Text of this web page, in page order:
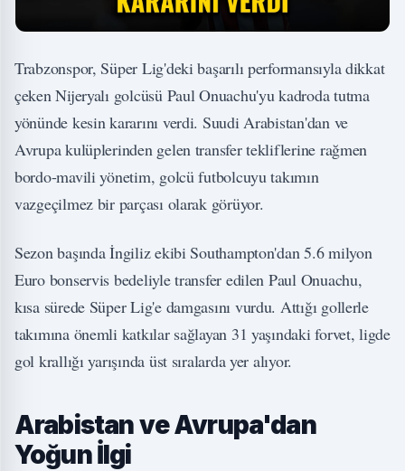
Trabzonspor, Süper Lig'deki başarılı performansıyla dikkat
çeken Nijeryalı golcüsü Paul Onuachu'yu kadroda tutma
yönünde kesin kararını verdi. Suudi Arabistan'dan ve
Avrupa kulüplerinden gelen transfer tekliflerine rağmen
bordo-mavili yönetim, golcü futbolcuyu takımın
vazgeçilmez bir parçası olarak görüyor.
Sezon başında İngiliz ekibi Southampton'dan 5.6 milyon
Euro bonservis bedeliyle transfer edilen Paul Onuachu,
kısa sürede Süper Lig'e damgasını vurdu. Attığı gollerle
takımına önemli katkılar sağlayan 31 yaşındaki forvet, ligde
gol krallığı yarışında üst sıralarda yer alıyor.
Arabistan ve Avrupa'dan
Yoğun İlgi